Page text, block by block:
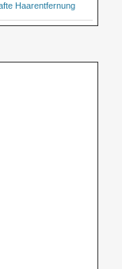
Haarentfernung